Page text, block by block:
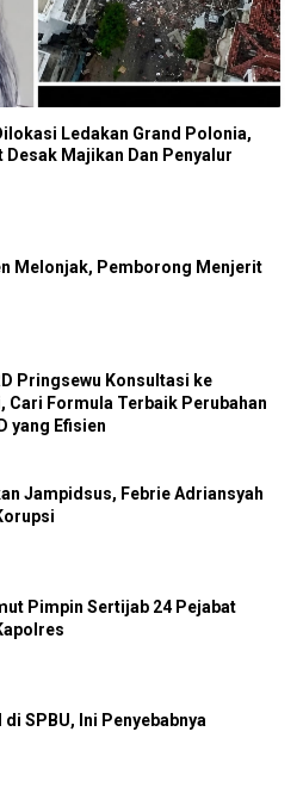
Ledakan Grand Polonia,
Majikan Dan Penyalur
Melonjak, Pemborong Menjerit
Pringsewu Konsultasi ke
Cari Formula Terbaik Perubahan
yang Efisien
Jampidsus, Febrie Adriansyah
Pimpin Sertijab 24 Pejabat
di SPBU, Ini Penyebabnya